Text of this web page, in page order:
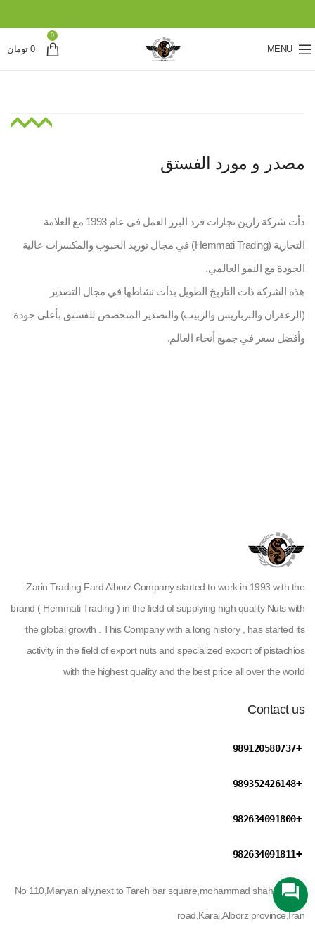
MENU
0
0 تومان
مصدر و مورد الفستق
دأت شركة زارين تجارات فرد البرز العمل في عام 1993 مع العلامة
التجارية (Hemmati Trading) في مجال توريد الحبوب والمكسرات عالية
الجودة مع النمو العالمي.
هذه الشركة ذات التاريخ الطويل بدأت نشاطها في مجال التصدير
(الزعفران والبرباريس والزبيب) والتصدير المتخصص للفستق بأعلى جودة
وأفضل سعر في جميع أنحاء العالم.
Zarin Trading Fard Alborz Company started to work in 1993 with the
brand ( Hemmati Trading ) in the field of supplying high quality Nuts with
the global growth . This Company with a long history , has started its
activity in the field of export nuts and specialized export of pistachios
with the highest quality and the best price all over the world
Contact us
+989120580737
+989352426148
+982634091800
+982634091811
No 110,Maryan ally,next to Tareh bar square,mohammad shahr
road,Karaj,Alborz province,Iran